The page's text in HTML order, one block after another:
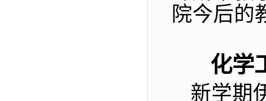
院今后的
化学
新学期